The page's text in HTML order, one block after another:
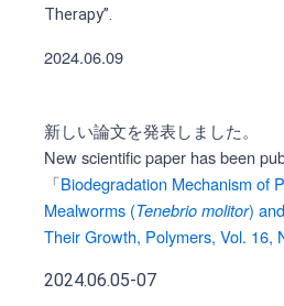
Therapy”.
2024.06.09
新しい論文を発表しました。
New scientific paper has been
「Biodegradation Mechanism of
Mealworms (Tenebrio molitor)
Their Growth, Polymers, Vol. 16,
2024.06.05-07